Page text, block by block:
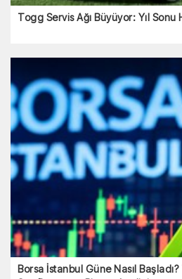
Togg Servis Ağı Büyüyor: Yıl
Borsa İstanbul Güne Nasıl